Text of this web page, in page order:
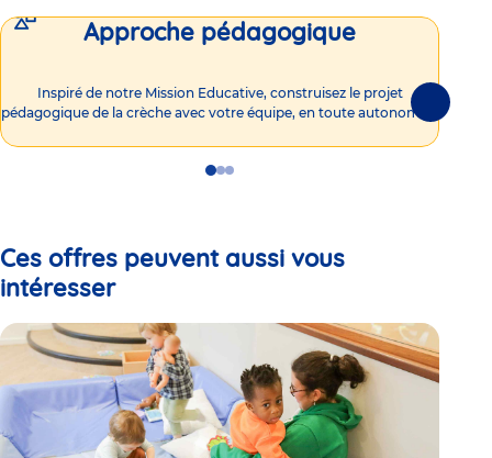
Approche pédagogique
Inspiré de notre Mission Educative, construisez le projet
pédagogique de la crèche avec votre équipe, en toute autonomie !
GoGoGo
Ces offres peuvent aussi vous
intéresser